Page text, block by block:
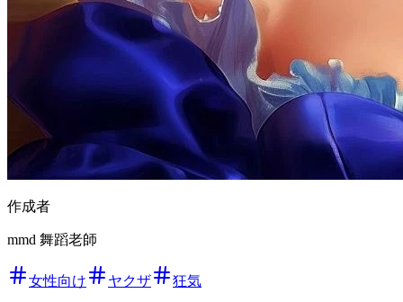
作成者
mmd 舞蹈老師
女性向け ヤクザ 狂気